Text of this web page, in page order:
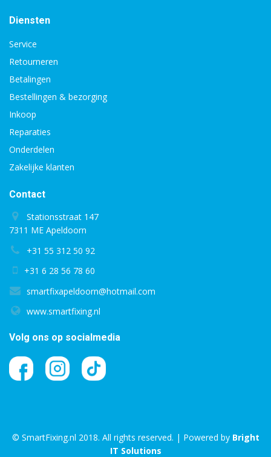
Diensten
Service
Retourneren
Betalingen
Bestellingen & bezorging
Inkoop
Reparaties
Onderdelen
Zakelijke klanten
Contact
Stationsstraat 147
7311 ME Apeldoorn
+31 55 312 50 92
+31 6 28 56 78 60
smartfixapeldoorn@hotmail.com
www.smartfixing.nl
Volg ons op socialmedia
© SmartFixing.nl 2018. All rights reserved. | Powered by Bright
IT Solutions